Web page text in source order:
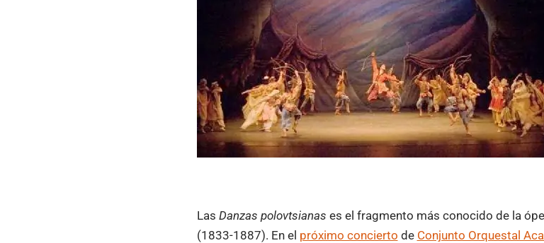
Las Danzas polovtsianas es el fragmento más conocido de la
(1833-1887). En el próximo concierto de Conjunto Orquestal